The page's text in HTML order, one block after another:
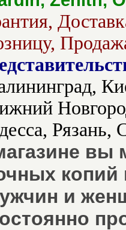
Рязань,
вы
копий
и